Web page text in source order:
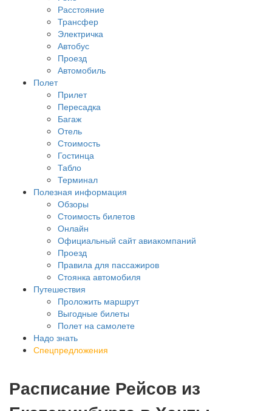
Расстояние
Трансфер
Электричка
Автобус
Проезд
Автомобиль
Полет
Прилет
Пересадка
Багаж
Отель
Стоимость
Гостинца
Табло
Терминал
Полезная информация
Обзоры
Стоимость билетов
Онлайн
Официальный сайт авиакомпаний
Проезд
Правила для пассажиров
Стоянка автомобиля
Путешествия
Проложить маршрут
Выгодные билеты
Полет на самолете
Надо знать
Спецпредложения
Расписание Рейсов из